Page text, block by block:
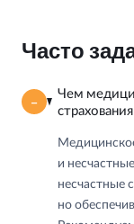
Часто
Чем
и
несчастные
но